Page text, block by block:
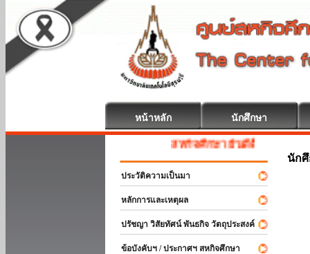
หน้าหลัก นักศึกษา
สหกิจศึกษา ยินดีต้อนรับ
ประวัติความเป็นมา
หลักการและเหตุผล
ปรัชญา วิสัยทัศน์ พันธกิจ วัตถุประสงค์
ข้อบังคับฯ / ประกาศฯ สหกิจศึกษา
นัก